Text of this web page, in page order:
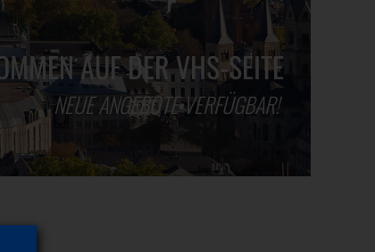
AUF DER VHS-SEITE
NEUE ANGEBOTE VERFÜGBAR!